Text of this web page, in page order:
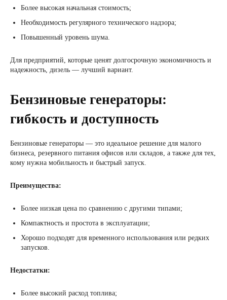
Более высокая начальная стоимость;
Необходимость регулярного технического надзора;
Повышенный уровень шума.
Для предприятий, которые ценят долгосрочную экономичность и
надежность, дизель — лучший вариант.
Бензиновые генераторы:
гибкость и доступность
Бензиновые генераторы — это идеальное решение для малого
бизнеса, резервного питания офисов или складов, а также для тех,
кому нужна мобильность и быстрый запуск.
Преимущества:
Более низкая цена по сравнению с другими типами;
Компактность и простота в эксплуатации;
Хорошо подходят для временного использования или редких
запусков.
Недостатки:
Более высокий расход топлива;